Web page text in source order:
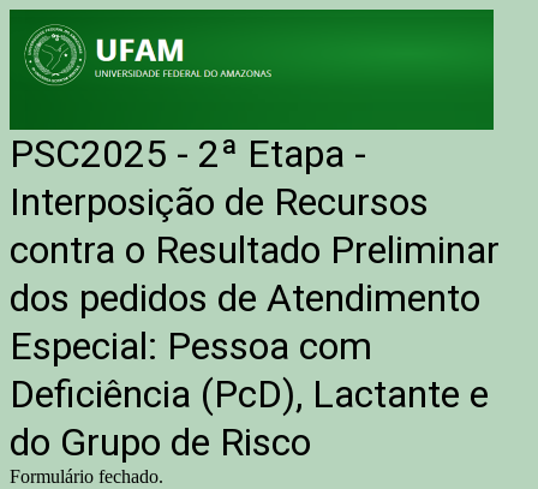
PSC2025 - 2ª Etapa -
Interposição de Recursos
contra o Resultado Preliminar
dos pedidos de Atendimento
Especial: Pessoa com
Deficiência (PcD), Lactante e
do Grupo de Risco
Formulário fechado.